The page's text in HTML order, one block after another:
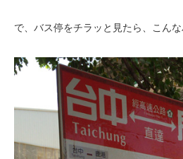
で、バス停をチラッと見たら、こんな